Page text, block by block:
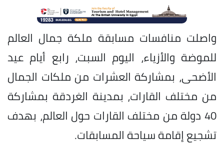
واصلت منافسات مسابقة ملكة جمال العالم
للموضة والأزياء، اليوم السبت، رابع أيام عيد
الأضحى، بمشاركة العشرات من ملكات الجمال
من مختلف القارات، بمدينة الغردقة بمشاركة
40 دولة من مختلف القارات حول العالم، بهدف
تشجيع إقامة سياحة المسابقات.